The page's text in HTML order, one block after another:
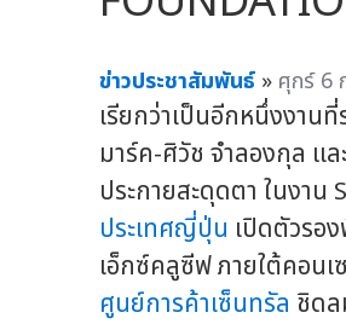
ข่าวประชาสัมพันธ์ » ศุกร์ 6
เรียกว่าเป็นอีกหนึ่งงาน
มาร์ค-ศิวัช จำลองกุล แ
ประกายสะดุดตา ในงาน
ประเทศญี่ปุ่น เปิดตัวรอ
เอ็กซ์คลูซีฟ ภายใต้คอ
ศูนย์การค้าเซ็นทรัล ชิด